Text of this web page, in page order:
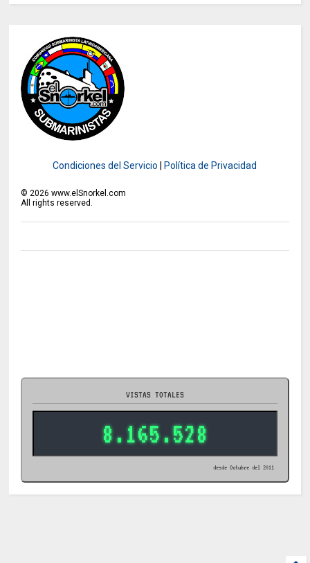
Condiciones del Servicio Política de Privacidad
© 2026 www.elSnorkel.com
All rights reserved.
VISTAS TOTALES
8.165.528
desde Octubre del 2011